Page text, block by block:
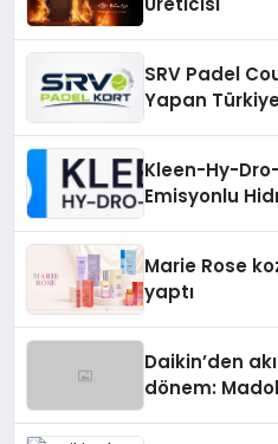
SRV Padel
Yapan
Kleen-Hy-
Emisyonlu
Marie Rose
yaptı
Daikin’den
dönem: